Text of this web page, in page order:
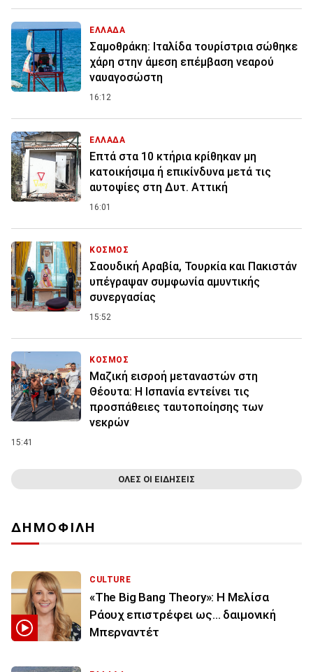
ΕΛΛΑΔΑ
Σαμοθράκη: Ιταλίδα τουρίστρια σώθηκε
χάρη στην άμεση επέμβαση νεαρού
ναυαγοσώστη
16:12
ΕΛΛΑΔΑ
Επτά στα 10 κτήρια κρίθηκαν μη
κατοικήσιμα ή επικίνδυνα μετά τις
αυτοψίες στη Δυτ. Αττική
16:01
ΚΟΣΜΟΣ
Σαουδική Αραβία, Τουρκία και Πακιστάν
υπέγραψαν συμφωνία αμυντικής
συνεργασίας
15:52
ΚΟΣΜΟΣ
Μαζική εισροή μεταναστών στη
Θέουτα: Η Ισπανία εντείνει τις
προσπάθειες ταυτοποίησης των
νεκρών
15:41
ΟΛΕΣ ΟΙ ΕΙΔΗΣΕΙΣ
ΔΗΜΟΦΙΛΗ
CULTURE
«The Big Bang Theory»: Η Μελίσα
Ράουχ επιστρέφει ως… δαιμονική
Μπερναντέτ